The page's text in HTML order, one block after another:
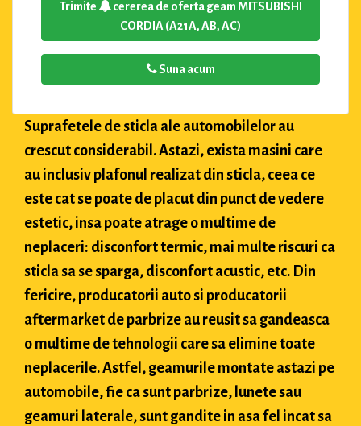
Trimite
cererea de oferta geam MITSUBISHI
CORDIA (A21A, AB, AC)
Suna acum
Suprafetele de sticla ale automobilelor au
crescut considerabil. Astazi, exista masini care
au inclusiv plafonul realizat din sticla, ceea ce
este cat se poate de placut din punct de vedere
estetic, insa poate atrage o multime de
neplaceri: disconfort termic, mai multe riscuri ca
sticla sa se sparga, disconfort acustic, etc. Din
fericire, producatorii auto si producatorii
aftermarket de parbrize au reusit sa gandeasca
o multime de tehnologii care sa elimine toate
neplacerile. Astfel, geamurile montate astazi pe
automobile, fie ca sunt parbrize, lunete sau
geamuri laterale, sunt gandite in asa fel incat sa